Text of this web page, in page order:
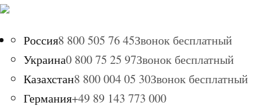
Россия8 800 505 76 45Звонок бесплатный
Украина0 800 75 25 97Звонок бесплатный
Казахстан8 800 004 05 30Звонок бесплатный
Германия+49 89 143 773 000